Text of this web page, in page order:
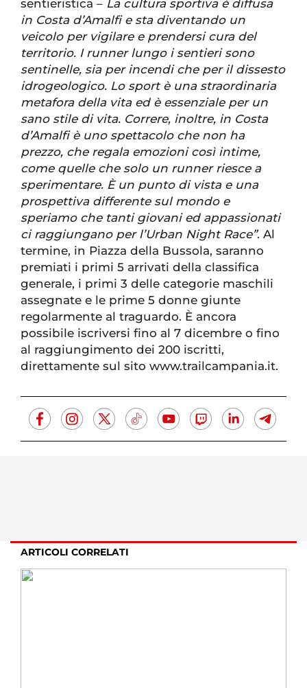
sentieristica – La cultura sportiva è diffusa
in Costa d’Amalfi e sta diventando un
veicolo per vigilare e prendersi cura del
territorio. I runner lungo i sentieri sono
sentinelle, sia per incendi che per il dissesto
idrogeologico. Lo sport è una straordinaria
metafora della vita ed è essenziale per un
sano stile di vita. Correre, inoltre, in Costa
d’Amalfi è uno spettacolo che non ha
prezzo, che regala emozioni così intime,
come quelle che solo un runner riesce a
sperimentare. È un punto di vista e una
prospettiva differente sul mondo e
speriamo che tanti giovani ed appassionati
ci raggiungano per l’Urban Night Race”. Al
termine, in Piazza della Bussola, saranno
premiati i primi 5 arrivati della classifica
generale, i primi 3 delle categorie maschili
assegnate e le prime 5 donne giunte
regolarmente al traguardo. È ancora
possibile iscriversi fino al 7 dicembre o fino
al raggiungimento dei 200 iscritti,
direttamente sul sito www.trailcampania.it.
ARTICOLI CORRELATI